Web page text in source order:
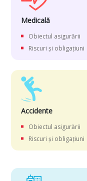
Medicală
Obiectul asigurării
Riscuri și obligațiuni
Accidente
Obiectul asigurării
Riscuri și obligațiuni